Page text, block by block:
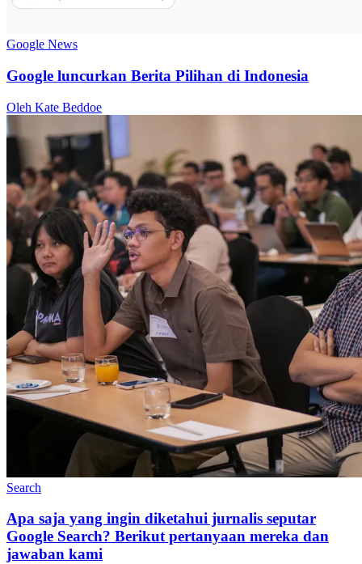
Google News
Google luncurkan Berita Pilihan di Indonesia
Oleh Kate Beddoe
Search
Apa saja yang ingin diketahui jurnalis seputar
Google Search? Berikut pertanyaan mereka dan
jawaban kami